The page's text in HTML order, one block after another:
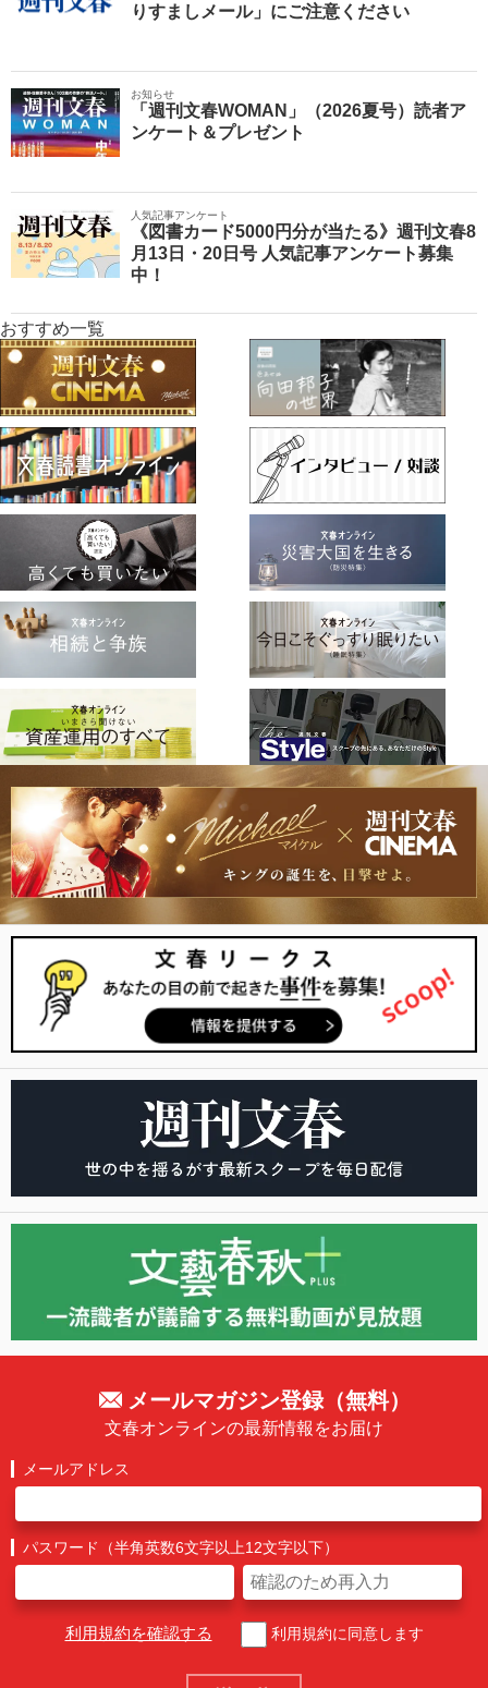
りすましメール」にご注意ください
お知らせ
「週刊文春WOMAN」（2026夏号）読者ア
ンケート＆プレゼント
人気記事アンケート
《図書カード5000円分が当たる》週刊文春8
月13日・20日号 人気記事アンケート募集
中！
おすすめ一覧
メールマガジン登録（無料）
文春オンラインの最新情報をお届け
メールアドレス
パスワード（半角英数6文字以上12文字以下）
利用規約を確認する 利用規約に同意します